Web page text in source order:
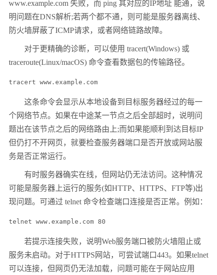
www.example.com 失败，而 ping 其对应的IP地址 能通，说
明问题在DNS解析;若两个都不通，则可能是服务器离线、
防火墙屏蔽了ICMP请求，或者网络链路故障。
对于更精确的诊断，可以使用 tracert(Windows) 或
traceroute(Linux/macOS) 命令查看数据包的传输路径。
tracert www.example.com
这条命令会显示从本地设备到目标服务器经过的每一
个网络节点。如果在中途某一节点之后全部超时，说明问
题出在该节点之后的网络路由上;而如果能顺利到达目标IP
但仍打不开网页，就要检查服务器端口是否开放或网站服
务是否正常运行。
有时服务器确实在线，但网站仍无法访问。这种情况
可能是服务器上运行的服务(如HTTP、HTTPS、FTP等)出
现问题。可通过 telnet 命令检查端口连接是否正常。例如：
telnet www.example.com 80
若提示连接失败，说明Web服务端口被防火墙阻止或
服务未启动。对于HTTPS网站，可尝试端口443。如果telnet
可以连接，但网页仍无法加载，问题可能在于网站应用